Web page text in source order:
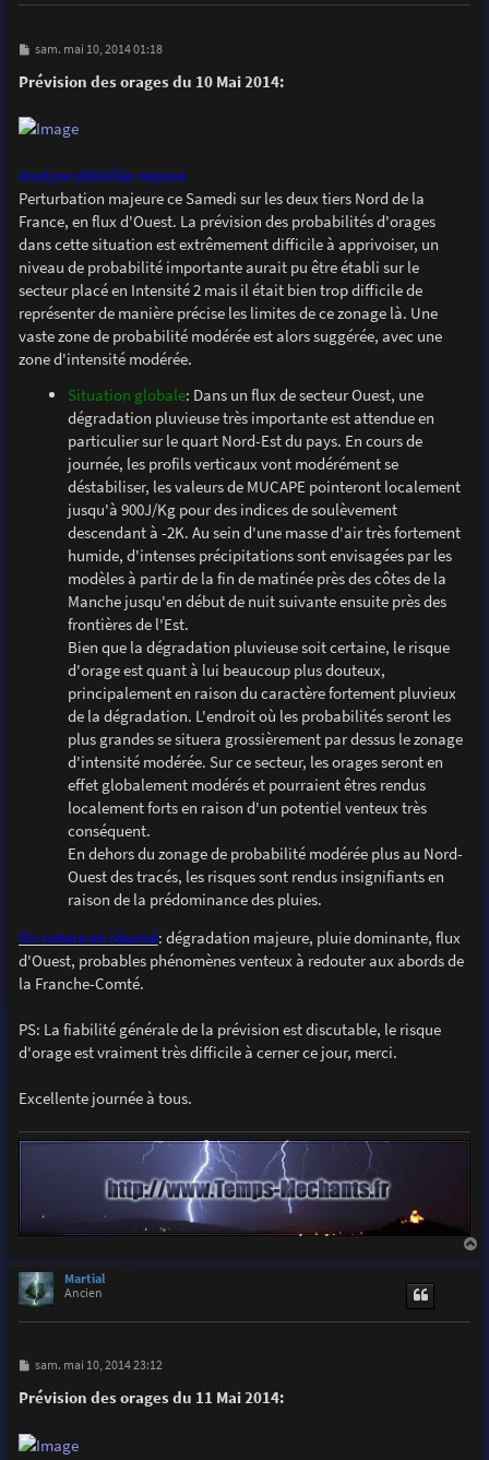
M
s
s
g
e
sam. mai 10, 2014 01:18
Prévision des orages du 10 Mai 2014:
Analyse détaillée requise.
Perturbation majeure ce Samedi sur les deux tiers Nord de la
France, en flux d'Ouest. La prévision des probabilités d'orages
dans cette situation est extrêmement difficile à apprivoiser, un
niveau de probabilité importante aurait pu être établi sur le
secteur placé en Intensité 2 mais il était bien trop difficile de
représenter de manière précise les limites de ce zonage là. Une
vaste zone de probabilité modérée est alors suggérée, avec une
zone d'intensité modérée.
Situation globale: Dans un flux de secteur Ouest, une
dégradation pluvieuse très importante est attendue en
particulier sur le quart Nord-Est du pays. En cours de
journée, les profils verticaux vont modérément se
déstabiliser, les valeurs de MUCAPE pointeront localement
jusqu'à 900J/Kg pour des indices de soulèvement
descendant à -2K. Au sein d'une masse d'air très fortement
humide, d'intenses précipitations sont envisagées par les
modèles à partir de la fin de matinée près des côtes de la
Manche jusqu'en début de nuit suivante ensuite près des
frontières de l'Est.
Bien que la dégradation pluvieuse soit certaine, le risque
d'orage est quant à lui beaucoup plus douteux,
principalement en raison du caractère fortement pluvieux
de la dégradation. L'endroit où les probabilités seront les
plus grandes se situera grossièrement par dessus le zonage
d'intensité modérée. Sur ce secteur, les orages seront en
effet globalement modérés et pourraient êtres rendus
localement forts en raison d'un potentiel venteux très
conséquent.
En dehors du zonage de probabilité modérée plus au Nord-
Ouest des tracés, les risques sont rendus insignifiants en
raison de la prédominance des pluies.
On notera en résumé: dégradation majeure, pluie dominante, flux
d'Ouest, probables phénomènes venteux à redouter aux abords de
la Franche-Comté.
PS: La fiabilité générale de la prévision est discutable, le risque
d'orage est vraiment très difficile à cerner ce jour, merci.
Excellente journée à tous.
Martial
Ancien
M
s
s
g
e
sam. mai 10, 2014 23:12
Prévision des orages du 11 Mai 2014: